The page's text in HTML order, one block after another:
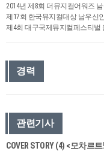
2014년 제8회 더뮤지컬어워즈
제17회 한국뮤지컬대상 남우신
제4회 대구국제뮤지컬페스티벌
경력
관련기사
COVER STORY (4) <모차